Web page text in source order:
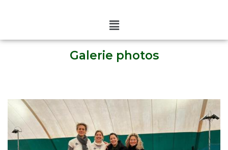
Galerie photos